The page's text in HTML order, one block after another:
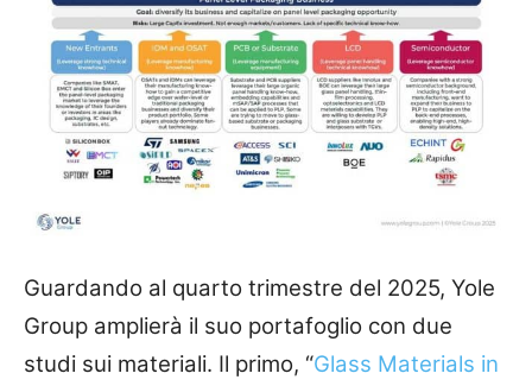
Guardando al quarto trimestre del 2025, Yole
Group amplierà il suo portafoglio con due
studi sui materiali. Il primo, “Glass Materials in